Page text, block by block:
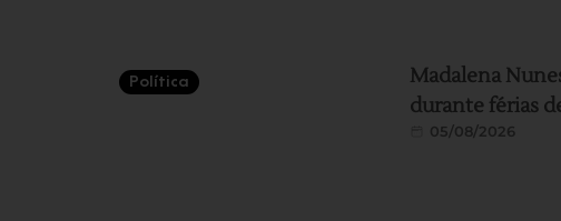
Política
Madalena
durante férias
05/08/2026